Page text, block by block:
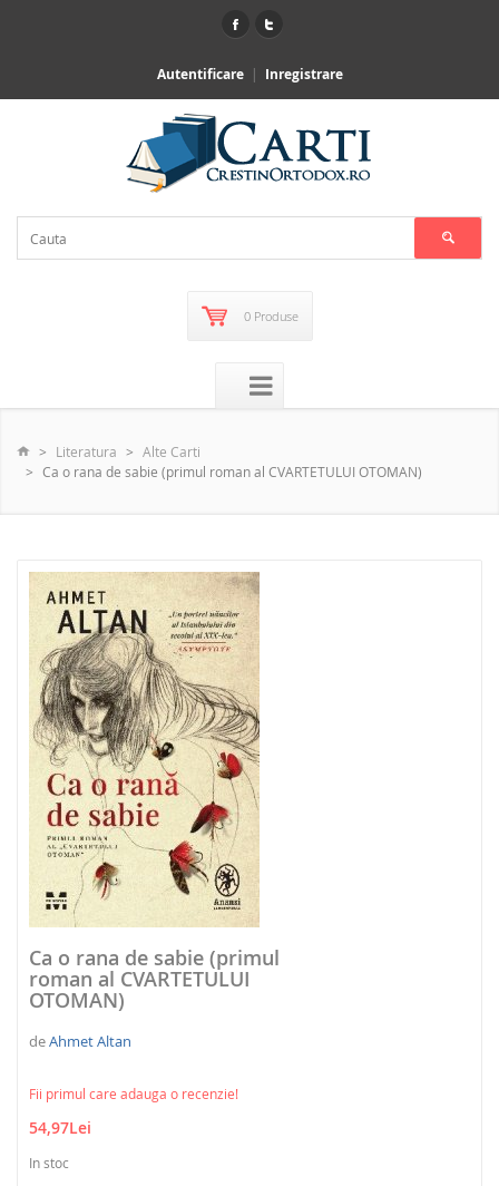
Autentificare Inregistrare
0 Produse
Literatura
Alte Carti
Ca o rana de sabie (primul roman al CVARTETULUI OTOMAN)
Ca o rana de sabie (primul
roman al CVARTETULUI
OTOMAN)
deAhmet Altan
Fii primul care adauga o recenzie!
54,97Lei
In stoc